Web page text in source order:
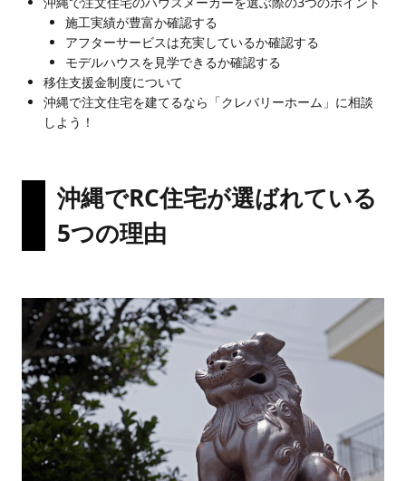
施工実績が豊富か確認する
アフターサービスは充実しているか確認する
モデルハウスを見学できるか確認する
移住支援金制度について
沖縄で注文住宅を建てるなら「クレバリーホーム」に相談
しよう！
沖縄でRC住宅が選ばれている
5つの理由